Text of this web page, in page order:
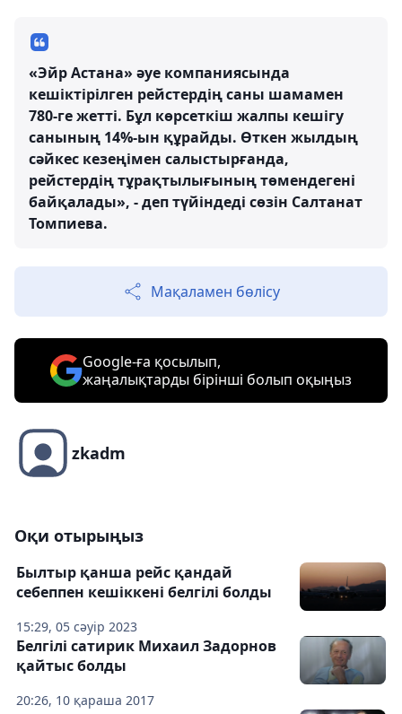
«Эйр Астана» әуе компаниясында
кешіктірілген рейстердің саны шамамен
780-ге жетті. Бұл көрсеткіш жалпы кешігу
санының 14%-ын құрайды. Өткен жылдың
сәйкес кезеңімен салыстырғанда,
рейстердің тұрақтылығының төмендегені
байқалады», - деп түйіндеді сөзін Салтанат
Томпиева.
Мақаламен бөлісу
Google-ға қосылып,
жаңалықтарды бірінші болып оқыңыз
zkadm
Оқи отырыңыз
15:29, 05 сәуір 2023
Былтыр қанша рейс қандай
себеппен кешіккені белгілі болды
20:26, 10 қараша 2017
Белгілі сатирик Михаил Задорнов
қайтыс болды